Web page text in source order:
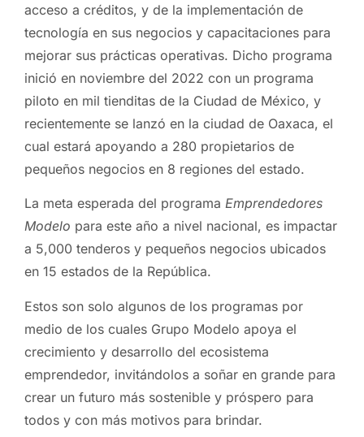
acceso a créditos, y de la implementación de
tecnología en sus negocios y capacitaciones para
mejorar sus prácticas operativas. Dicho programa
inició en noviembre del 2022 con un programa
piloto en mil tienditas de la Ciudad de México, y
recientemente se lanzó en la ciudad de Oaxaca, el
cual estará apoyando a 280 propietarios de
pequeños negocios en 8 regiones del estado.
La meta esperada del programa Emprendedores
Modelo para este año a nivel nacional, es impactar
a 5,000 tenderos y pequeños negocios ubicados
en 15 estados de la República.
Estos son solo algunos de los programas por
medio de los cuales Grupo Modelo apoya el
crecimiento y desarrollo del ecosistema
emprendedor, invitándolos a soñar en grande para
crear un futuro más sostenible y próspero para
todos y con más motivos para brindar.